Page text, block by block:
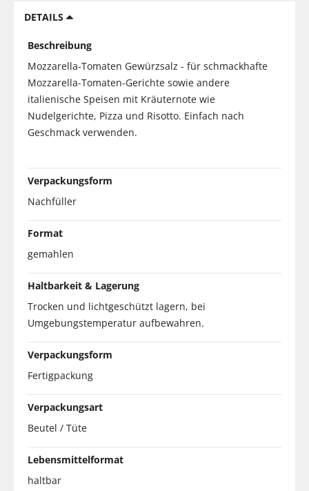
DETAILS
Beschreibung
Mozzarella-Tomaten Gewürzsalz - für schmackhafte
Mozzarella-Tomaten-Gerichte sowie andere
italienische Speisen mit Kräuternote wie
Nudelgerichte, Pizza und Risotto. Einfach nach
Geschmack verwenden.
Verpackungsform
Nachfüller
Format
gemahlen
Haltbarkeit & Lagerung
Trocken und lichtgeschützt lagern, bei
Umgebungstemperatur aufbewahren.
Verpackungsform
Fertigpackung
Verpackungsart
Beutel / Tüte
Lebensmittelformat
haltbar